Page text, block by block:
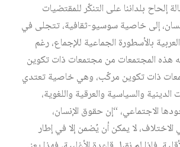
إلحاح بلداننا على التنكّر للمقتضيات
إلى خاصية سوسيو-ثقافية، تتجلى في
بالأسطورة الجماعية للإجماع، رغم
هذه المجتمعات من مجتمعات ذات تكوين
ذات تكوين مركّب، وهي خاصية تعتدي
والسياسية والعرقية واللغوية،
الاجتماعي، “إن حقوق الإنسان،
لا يمكن أن يُضمن إلا في إطار